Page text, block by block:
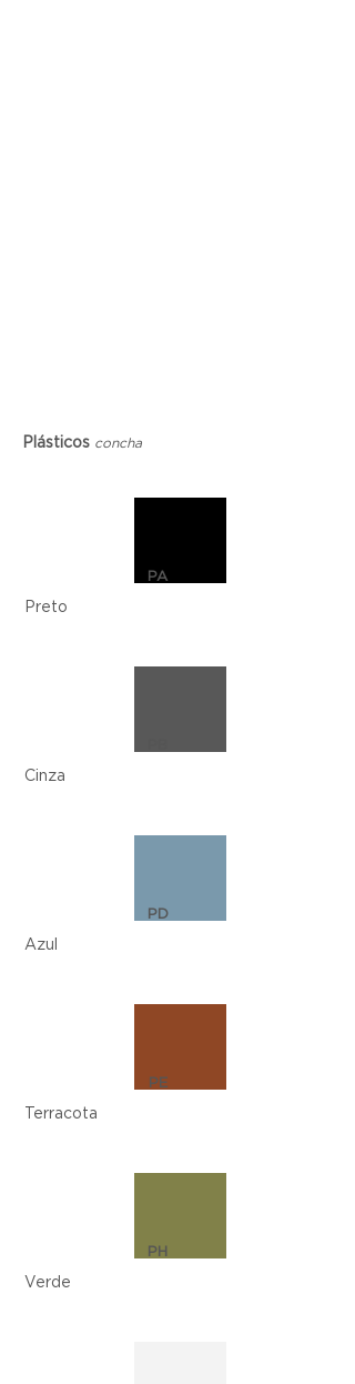
Plásticos concha
PA
Preto
Cinza
PD
Azul
PE
Terracota
PH
Verde